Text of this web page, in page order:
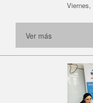
Viernes,
Ver más